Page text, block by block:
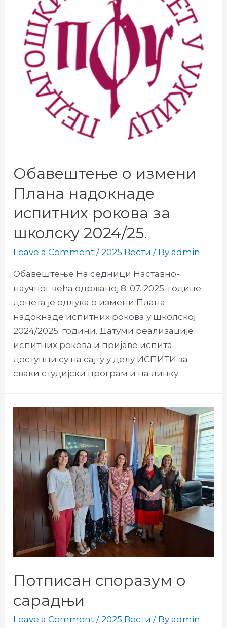
Обавештење о измени
Плана надокнаде
испитних рокова за
школску 2024/25.
Leave a Comment /2025 Вести / Byadmin
Обавештење На седници Наставно-
научног већа одржаној 8. 07. 2025. године
донета је одлука о измени Плана
надокнаде испитних рокова у школској
2024/2025. години. Датуми реализације
испитних рокова и пријаве испита
доступни су на сајту у делу ИСПИТИ за
сваки студијски програм и на линку.
Потписан споразум о
сарадњи
Leave a Comment /2025 Вести / Byadmin